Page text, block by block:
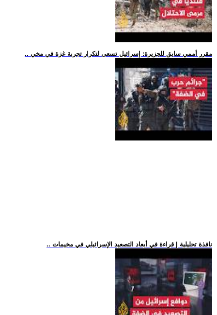
.. مقرر أممي سابق للجزيرة: إسرائيل تسعى لتكرار تجربة غزة في مخي
.. نافذة تحليلية | قراءة في أبعاد التصعيد الإسرائيلي في مخيمات